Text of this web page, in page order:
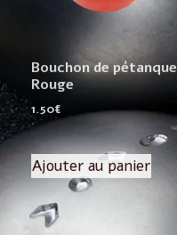
Bouchon de pétanque
Rouge
1.50€
Ajouter au panier